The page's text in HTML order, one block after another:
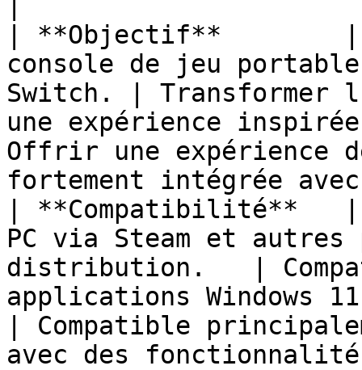
| **Objectif**        |
console de jeu
Switch. | Transformer
une expérience
Offrir une expérience
fortement intégrée
| **Compatibilité**   |
PC via Steam et autres
distribution.   |
applications Windows
| Compatible
avec des